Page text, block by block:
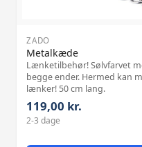
ZADO
Metalkæde
Lænketilbehør! Sølvfarvet
begge ender. Hermed kan
lænker! 50 cm lang.
119,00 kr.
2-3 dage